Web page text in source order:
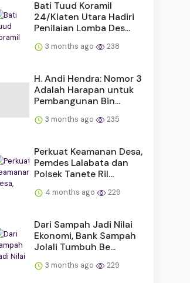
Bati Tuud Koramil
24/Klaten Utara Hadiri
Penilaian Lomba Des...
3 months ago 238
H. Andi Hendra: Nomor 3
Adalah Harapan untuk
Pembangunan Bin...
3 months ago 235
Perkuat Keamanan Desa,
Pemdes Lalabata dan
Polsek Tanete Ril...
4 months ago 229
Dari Sampah Jadi Nilai
Ekonomi, Bank Sampah
Jolali Tumbuh Be...
3 months ago 229